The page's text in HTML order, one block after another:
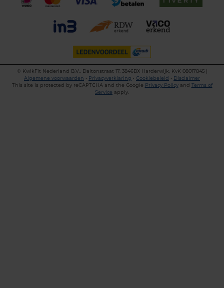
©
KwikFit Nederland B.V., Daltonstraat 17, 3846BX Harderwijk, KvK 08017845 |
Algemene voorwaarden • Privacyverklaring • Cookiebeleid • Disclaimer
This site is protected by reCAPTCHA and the Google Privacy Policyand Terms of
Service apply.